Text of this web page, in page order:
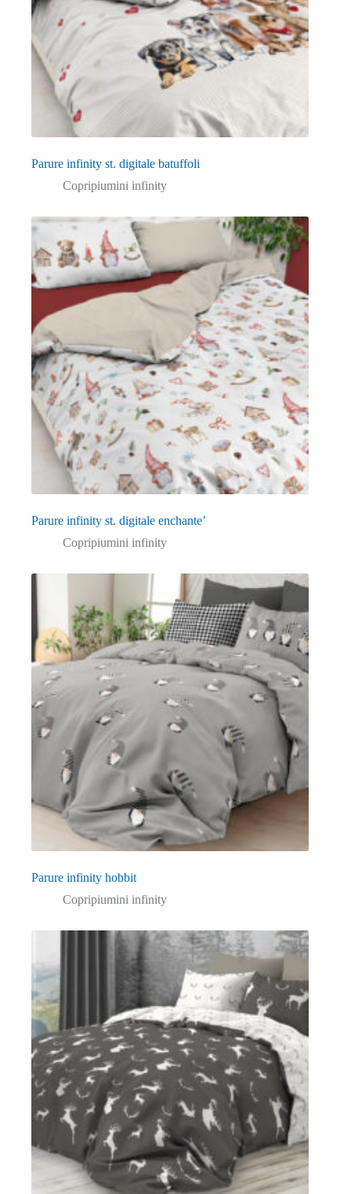
Parure infinity st. digitale batuffoli
Copripiumini infinity
Parure infinity st. digitale enchante’
Copripiumini infinity
Parure infinity hobbit
Copripiumini infinity